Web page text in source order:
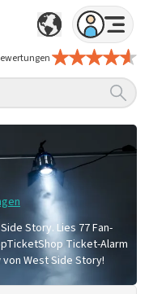
Story. Lies 77 Fan-
Ticket-Alarm
West Side Story!